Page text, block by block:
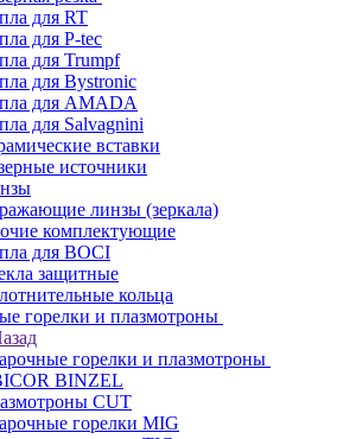
для RT
для P-tec
для Trumpf
для Bystronic
для AMADA
для Salvagnini
вставки
источники
линзы (зеркала)
комплектующие
для BOCI
защитные
кольца
горелки и плазмотроны
горелки и плазмотроны
BINZEL
CUT
горелки MIG